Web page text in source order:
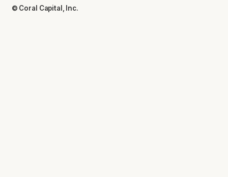
© Coral Capital, Inc.